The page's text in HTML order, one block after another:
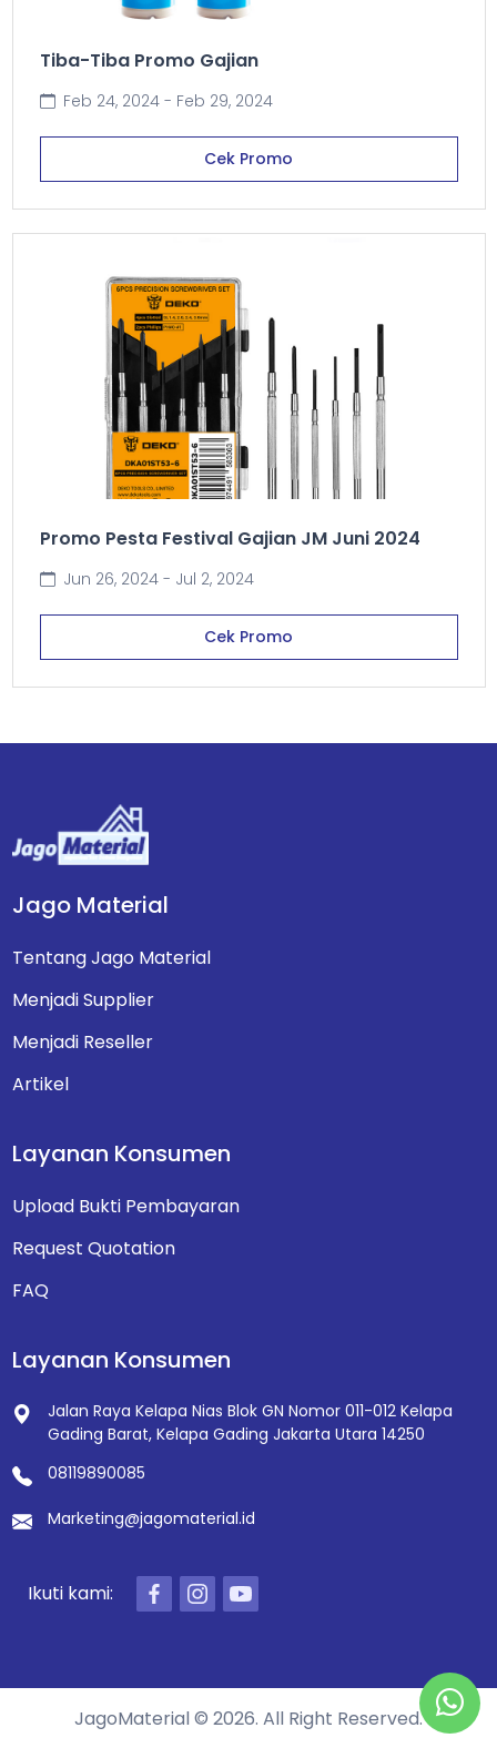
Tiba-Tiba Promo Gajian
Feb 24, 2024 - Feb 29, 2024
Cek Promo
Promo Pesta Festival Gajian JM Juni 2024
Jun 26, 2024 - Jul 2, 2024
Cek Promo
Jago Material
Tentang Jago Material
Menjadi Supplier
Menjadi Reseller
Artikel
Layanan Konsumen
Upload Bukti Pembayaran
Request Quotation
FAQ
Layanan Konsumen
Jalan Raya Kelapa Nias Blok GN Nomor 011-012Kelapa
Gading Barat, Kelapa Gading Jakarta Utara 14250
08119890085
Marketing@jagomaterial.id
Ikuti kami:
JagoMaterial © 2026. All Right Reserved.